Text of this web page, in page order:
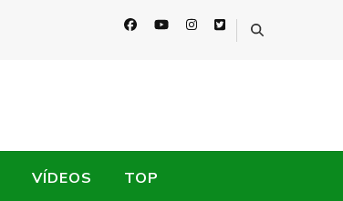
VÍDEOS TOP